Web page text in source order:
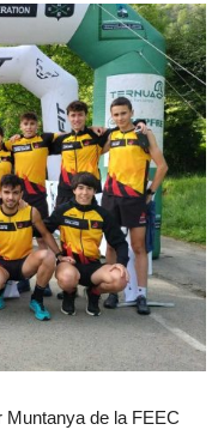
Muntanya de la FEEC